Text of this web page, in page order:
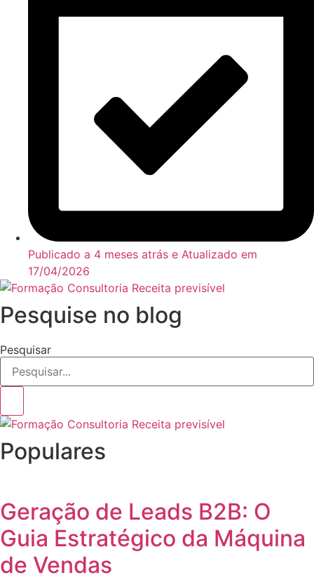
Publicado a 4 meses atrás e Atualizado em
17/04/2026
Pesquise no blog
Pesquisar
Populares
Geração de Leads B2B: O
Guia Estratégico da Máquina
de Vendas